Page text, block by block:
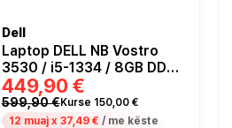
Dell
Laptop DELL NB Vostro
3530 / i5-1334 / 8GB DDR4
/ 512GB / 15.6" Full HD
120Hz WVA AG / Intel UHD
Graphics -C arbon Black
449,90 €
599,90 €Kurse 150,00 €
12 muaj x 37,49 € / me këste